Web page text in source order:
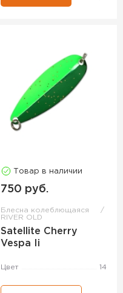
Товар в наличии
750 руб.
Блесна колеблющаяся
RIVER OLD
Satellite Cherry
Vespa Ii
Цвет 14